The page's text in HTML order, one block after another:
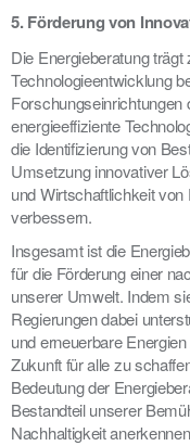
5. Förderung von
Die Energieberatung
Technologieentwicklung
energieeffiziente
die Identifizierung von
Umsetzung innovativer
und Wirtschaftlichkeit
verbessern.
Insgesamt ist die
für die Förderung einer
unserer Umwelt. Indem
Regierungen dabei
und erneuerbare
Zukunft für alle zu
Bedeutung der
Bestandteil unserer
Nachhaltigkeit